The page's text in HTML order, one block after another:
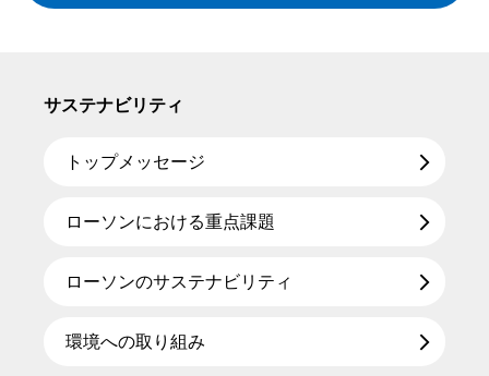
サステナビリティ
トップメッセージ
ローソンにおける重点課題
ローソンのサステナビリティ
環境への取り組み